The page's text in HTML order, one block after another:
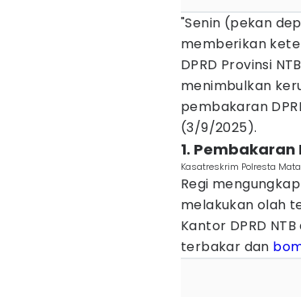
"Senin (pekan
memberikan
DPRD Provinsi
menimbulkan
pembakaran
(3/9/2025).
1. Pembakaran
Kasatreskrim Polresta
Regi
melakukan olah
Kantor DPRD
terbakar dan